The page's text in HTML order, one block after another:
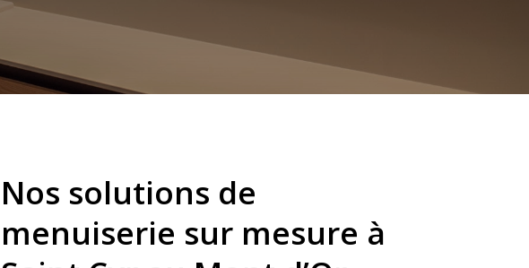
Nos solutions de
menuiserie sur mesure à